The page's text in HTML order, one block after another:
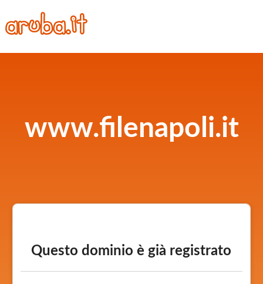
www.filenapoli.it
Questo dominio è già registrato